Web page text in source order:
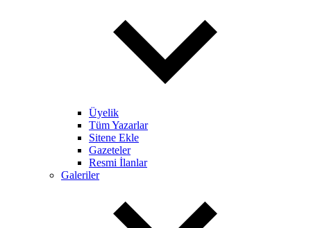
Üyelik
Tüm Yazarlar
Sitene Ekle
Gazeteler
Resmi İlanlar
Galeriler